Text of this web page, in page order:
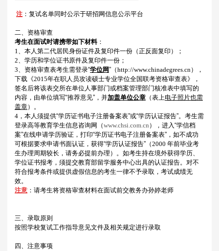
注 ：复试名单同时公示于研招网信息公示平台
二、资格审查
考生在面试时请携带如下材料：
1、本人第二代居民身份证件及复印件一份（正反面复印）；
2、学历和学位证书原件及复印件一份；
3、资格审查表考生需登录“学位网” （http://www.chinadegrees.cn），
下载《2015年在职人员攻读硕士专业学位全国联考资格审查表》，
签名后将该表交所在单位人事部门或档案管理部门核准表中填写的
内容，由单位填写“推荐意见” ，并加盖单位公章 （表上电子照片也需
盖章）。
4 ，本人须提供“学历证书电子注册备案表”或“学历认证报告”。考生需
登录高等教育学生信息咨询网（www.chsi.com.cn ），进入“学信档
案”在线申请学历验证，打印“学历证书电子注册备案表” ，如不成功
可根据要求申请书面认证， 获得“学历认证报告” （2000 年前毕业考
生办理周期较长，请务必提前办理）。如考生持在境外获得学历、
学位证书报考，须提交教育部留学服务中心出具的认证报告。对不
符合报考条件或提供虚假信息的考生一律不予录取，考试成绩无
效。
注意 ：请考生将资格审查材料在面试前交教务办孙婷老师
三、录取原则
按照学校复试工作指导意见文件及相关规定进行录取
四、注意事项